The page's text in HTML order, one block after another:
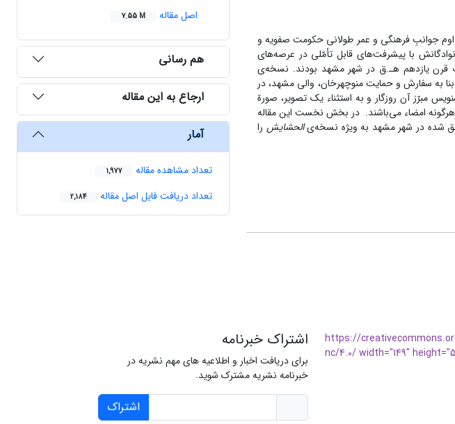
جوانبِ فرهنگی و عمر طولانی حکومت صفویه و
با پیشرفت‌های قابل تأمّلی در عرصه‌های
قرن یازدهم هـ.ق در شهر مشهد بودند. نسخه‌ی
که بنا به سفارش و حمایت منوچهرخان، والی مشهد، در
خوشنویس مبرّز آن روزگار و به استثناء یک تصویر، صورۃ
فاقد هرگونه امضاء می‌باشند. در بخش نخست این مقاله
شده در شهر مشهد به ویژه نسخه‌یالحشایش را
اصل مقاله
7.55 M
هم رسانی
ارجاع به این مقاله
آمار
تعداد مشاهده مقاله 1,977
تعداد دریافت فایل اصل مقاله 2,184
https://
nc/4.0/ width="149"
اشتراک خبرنامه
برای دریافت اخبار و اطلاعیه های مهم نشریه در
خبرنامه نشریه مشترک شوید.
اشتراک